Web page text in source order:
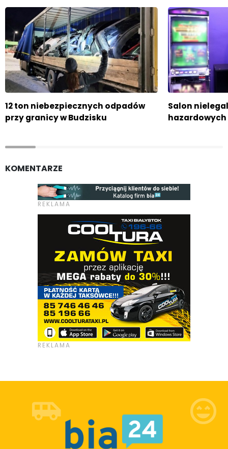
12 ton niebezpiecznych odpadów
przy granicy w Budzisku
Salon
KOMENTARZE